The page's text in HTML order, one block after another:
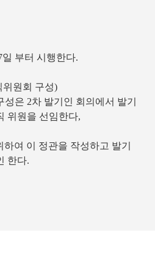
일 부터 시행한다.
위원회 구성)
은 2차 발기인 회의에서 발기
위원을 선임한다,
여 이 정관을 작성하고 발기
한다.